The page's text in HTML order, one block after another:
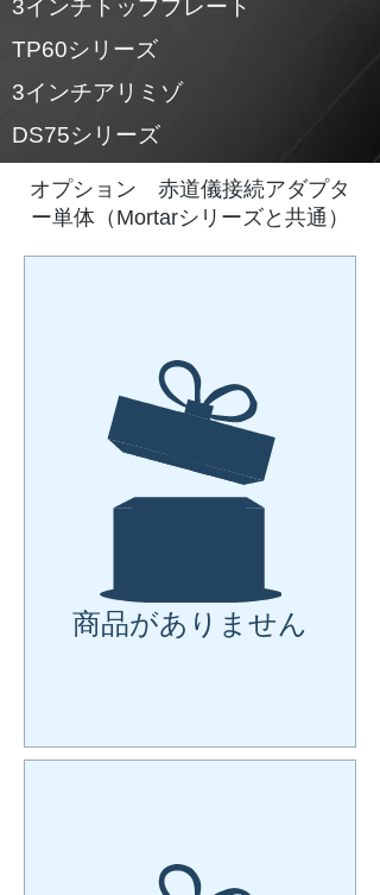
3インチトッププレート
TP60シリーズ
3インチアリミゾ
DS75シリーズ
​オプション 赤道儀接続アダプタ
ー単体（Mortarシリーズと共通）
商品がありません